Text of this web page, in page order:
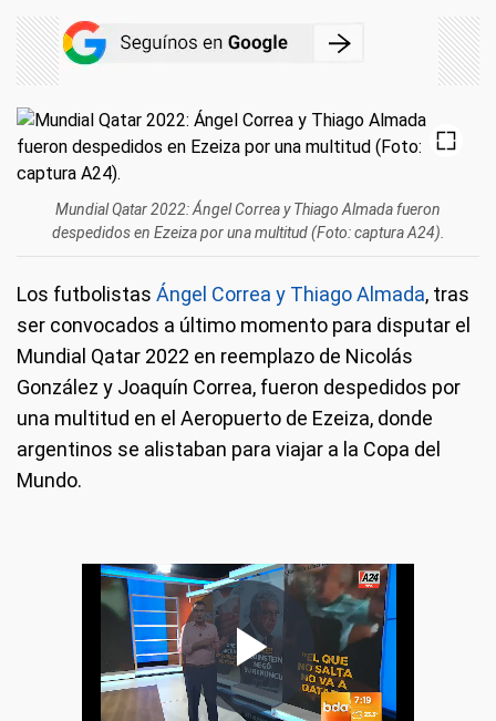
Mundial Qatar 2022: Ángel Correa y Thiago Almada fueron
despedidos en Ezeiza por una multitud (Foto: captura A24).
Los futbolistas Ángel Correa y Thiago Almada, tras
ser convocados a último momento para disputar el
Mundial Qatar 2022 en reemplazo de Nicolás
González y Joaquín Correa, fueron despedidos por
una multitud en el Aeropuerto de Ezeiza, donde
argentinos se alistaban para viajar a la Copa del
Mundo.